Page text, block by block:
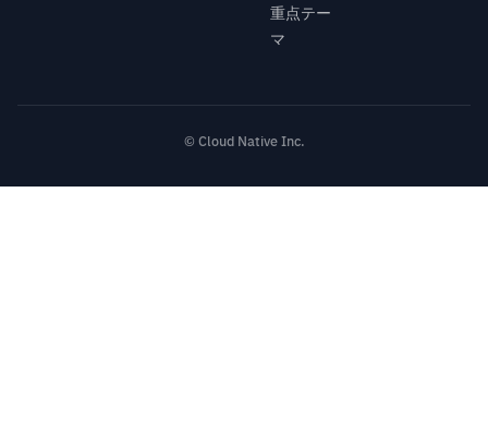
重点テー
マ
© Cloud Native Inc.